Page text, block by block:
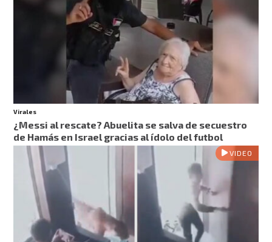
Virales
¿Messi al rescate? Abuelita se salva de secuestro
de Hamás en Israel gracias al ídolo del futbol
VIDEO